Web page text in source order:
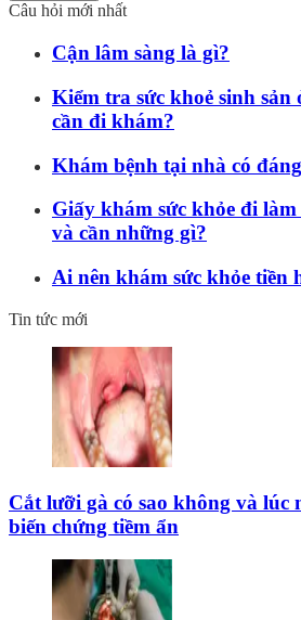
Câu hỏi mới nhất
Cận lâm sàng là gì?
Kiểm tra sức khoẻ sinh
cần đi khám?
Khám bệnh tại nhà có
Giấy khám sức khỏe đi
và cần những gì?
Ai nên khám sức khỏe tiền
Tin tức mới
Cắt lưỡi gà có sao không và lúc
biến chứng tiềm ẩn